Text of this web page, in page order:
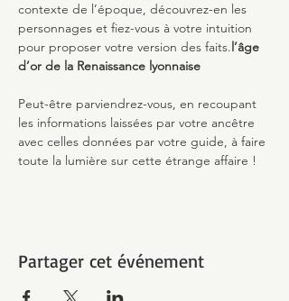
contexte de l’époque, découvrez-en les
personnages et fiez-vous à votre intuition
pour proposer votre version des faits.l’âge
d’or de la Renaissance lyonnaise
Peut-être parviendrez-vous, en recoupant
les informations laissées par votre ancêtre
avec celles données par votre guide, à faire
toute la lumière sur cette étrange affaire !
Partager cet événement